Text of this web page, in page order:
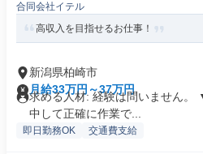
合同会社イテル
高収入を目指せるお仕事！
新潟県柏崎市
月給33万円～37万円
求める人材: 経験は問いません
中して正確に作業で...
即日勤務OK 交通費支給